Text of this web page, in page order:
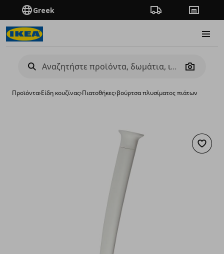
Greek Πορεία παραγγελίας
Camera
Προϊόντα›Είδη κουζίνας›Πιατοθήκες›βούρτσα πλυσίματος πιάτων